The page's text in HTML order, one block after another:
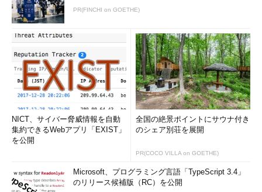
PR(FINCHI on GOETHE)
NICT、サイバー脅威情報を自動
集約できるWebアプリ「EXIST」
を公開
全国の絶景ポイントにサウナ付き
のシェア別荘を展開
PR(COCO VILLA on GOETHE)
Microsoft、プログラミング言語「TypeScript 3.4」
のリリース候補版（RC）を公開